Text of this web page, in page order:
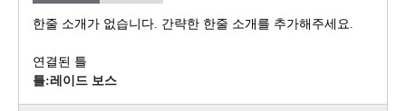
한줄 소개가 없습니다. 간략한 한줄 소개를 추가해주세요.
연결된 틀
틀:레이드 보스